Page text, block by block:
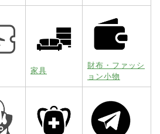
家具
財布・ファッシ
ョン小物